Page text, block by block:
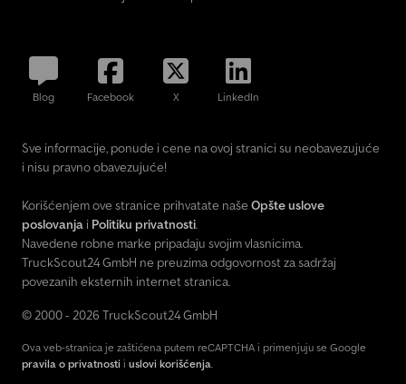
Blog Facebook X LinkedIn
Sve informacije, ponude i cene na ovoj stranici su neobavezujuće
i nisu pravno obavezujuće!
Korišćenjem ove stranice prihvatate naše Opšte uslove
poslovanja i Politiku privatnosti.
Navedene robne marke pripadaju svojim vlasnicima.
TruckScout24 GmbH ne preuzima odgovornost za sadržaj
povezanih eksternih internet stranica.
© 2000 - 2026 TruckScout24 GmbH
Ova veb-stranica je zaštićena putem reCAPTCHA i primenjuju se Google
pravila o privatnosti i uslovi korišćenja.